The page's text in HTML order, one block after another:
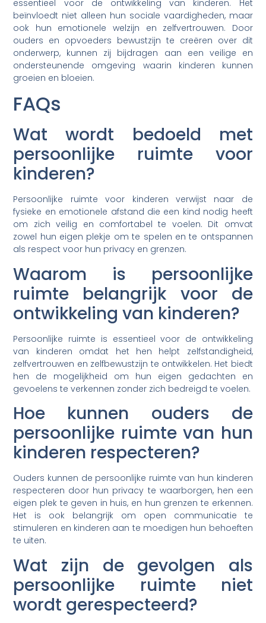
essentieel voor de ontwikkeling van kinderen. Het
beïnvloedt niet alleen hun sociale vaardigheden, maar
ook hun emotionele welzijn en zelfvertrouwen. Door
ouders en opvoeders bewustzijn te creëren over dit
onderwerp, kunnen zij bijdragen aan een veilige en
ondersteunende omgeving waarin kinderen kunnen
groeien en bloeien.
FAQs
Wat wordt bedoeld met
persoonlijke ruimte voor
kinderen?
Persoonlijke ruimte voor kinderen verwijst naar de
fysieke en emotionele afstand die een kind nodig heeft
om zich veilig en comfortabel te voelen. Dit omvat
zowel hun eigen plekje om te spelen en te ontspannen
als respect voor hun privacy en grenzen.
Waarom is persoonlijke
ruimte belangrijk voor de
ontwikkeling van kinderen?
Persoonlijke ruimte is essentieel voor de ontwikkeling
van kinderen omdat het hen helpt zelfstandigheid,
zelfvertrouwen en zelfbewustzijn te ontwikkelen. Het biedt
hen de mogelijkheid om hun eigen gedachten en
gevoelens te verkennen zonder zich bedreigd te voelen.
Hoe kunnen ouders de
persoonlijke ruimte van hun
kinderen respecteren?
Ouders kunnen de persoonlijke ruimte van hun kinderen
respecteren door hun privacy te waarborgen, hen een
eigen plek te geven in huis, en hun grenzen te erkennen.
Het is ook belangrijk om open communicatie te
stimuleren en kinderen aan te moedigen hun behoeften
te uiten.
Wat zijn de gevolgen als
persoonlijke ruimte niet
wordt gerespecteerd?